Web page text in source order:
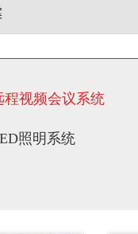
程视频会议系统
照明系统